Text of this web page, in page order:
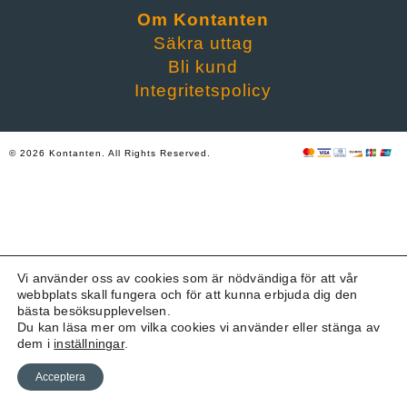
Om Kontanten
Säkra uttag
Bli kund
Integritetspolicy
© 2026 Kontanten. All Rights Reserved.
Vi använder oss av cookies som är nödvändiga för att vår
webbplats skall fungera och för att kunna erbjuda dig den
bästa besöksupplevelsen.
Du kan läsa mer om vilka cookies vi använder eller stänga av
dem i inställningar.
Acceptera